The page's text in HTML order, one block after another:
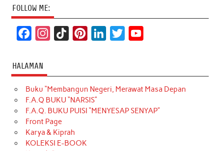
FOLLOW ME:
c
e
b
o
o
k
t
a
g
r
a
T
o
k
t
e
r
k
e
d
t
t
e
T
u
b
HALAMAN
Buku “Membangun Negeri, Merawat Masa Depan
F.A.Q BUKU “NARSIS”
F.A.Q. BUKU PUISI “MENYESAP SENYAP”
Front Page
Karya & Kiprah
KOLEKSI E-BOOK